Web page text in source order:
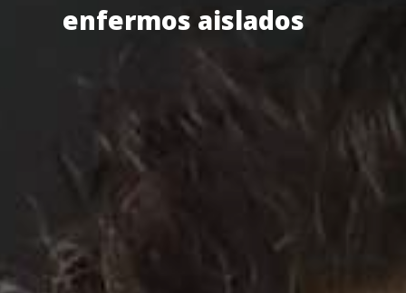
enfermos aislados